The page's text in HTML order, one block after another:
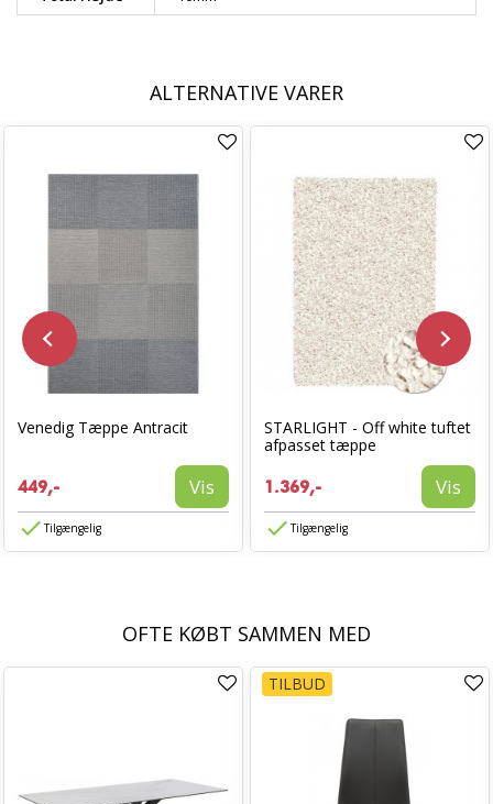
ALTERNATIVE VARER
Venedig Tæppe Antracit
449,- Vis
Tilgængelig
STARLIGHT - Off white tuftet
afpasset tæppe
1.369,- Vis
Tilgængelig
OFTE KØBT SAMMEN MED
TILBUD